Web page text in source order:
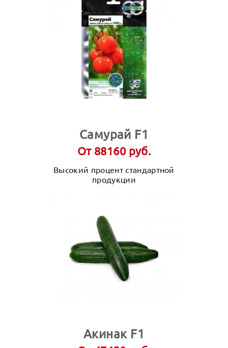
Самурай F1
От 88160 руб.
Высокий процент стандартной
продукции
Акинак F1